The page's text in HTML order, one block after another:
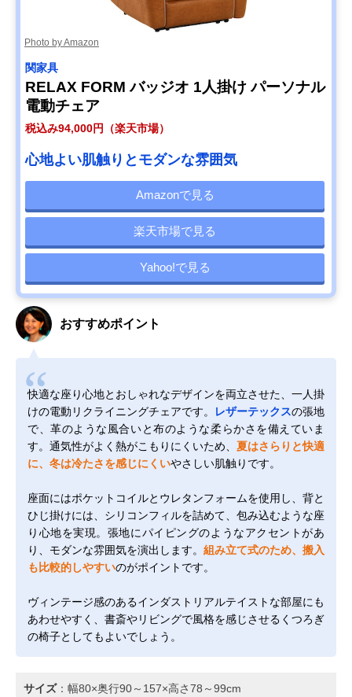
Photo by Amazon
関家具
RELAX FORM バッジオ 1人掛け パーソナル
電動チェア
税込み94,000円（楽天市場）
心地よい肌触りとモダンな雰囲気
Amazonで見る
楽天市場で見る
Yahoo!で見る
おすすめポイント
快適な座り心地とおしゃれなデザインを両立させた、一人掛
けの電動リクライニングチェアです。
レザーテックスの張地
で、革のような風合いと布のような柔らかさを備えていま
す。通気性がよく熱がこもりにくいため、 夏はさらりと快適
に、冬は冷たさを感じにくいやさしい肌触りです。
座面にはポケットコイルとウレタンフォームを使用し、背と
ひじ掛けには、シリコンフィルを詰めて、包み込むような座
り心地を実現。張地にパイピングのようなアクセントがあ
り、モダンな雰囲気を演出します。 組み立て式のため、搬入
も比較的しやすいのがポイントです。
ヴィンテージ感のあるインダストリアルテイストな部屋にも
あわせやすく、書斎やリビングで風格を感じさせるくつろぎ
の椅子としてもよいでしょう。
サイズ：幅80×奥行90～157×高さ78～99cm